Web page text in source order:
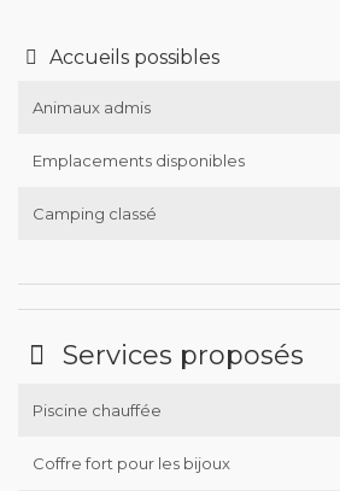
Accueils possibles
Animaux admis
Emplacements disponibles
Camping classé
Services proposés
Piscine chauffée
Coffre fort pour les bijoux